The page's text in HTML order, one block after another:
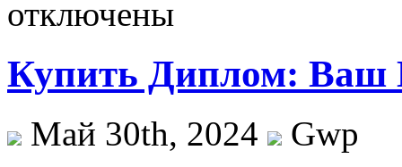
отключены
Купить Диплом: Ваш
Май 30th, 2024
Gwp